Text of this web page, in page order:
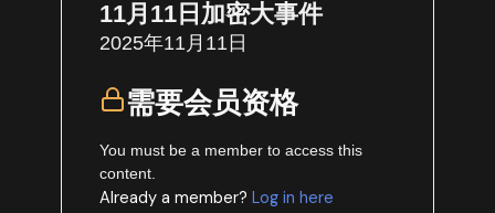
11月11日加密大事件
2025年11月11日
需要会员资格
You must be a member to access this
content.
Already a member?Log in here